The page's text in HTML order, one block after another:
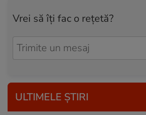
Vrei să îți fac o rețetă?
ULTIMELE ȘTIRI